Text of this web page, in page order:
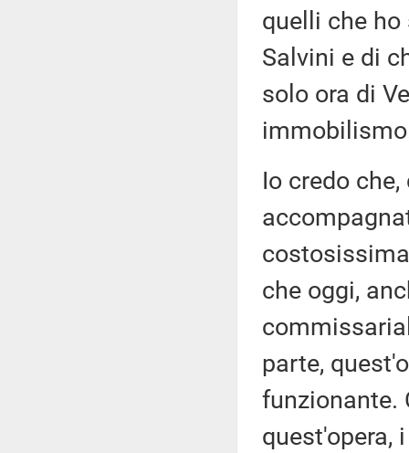
quelli che
Salvini e di
solo ora di
Io credo
che oggi,
parte,
funzionante.
quest'opera,